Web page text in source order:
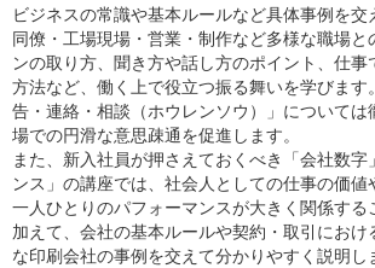
ビジネスの常識や基本ルールなど具体事例を交
同僚・工場現場・営業・制作など多様な職場と
ンの取り方、聞き方や話し方のポイント、仕
方法など、働く上で役立つ振る舞いを学びます
告・連絡・相談（ホウレンソウ）」について
場での円滑な意思疎通を促進します。
また、新入社員が押さえておくべき「会社数
ンス」の講座では、社会人としての仕事の価値
一人ひとりのパフォーマンスが大きく関係する
加えて、会社の基本ルールや契約・取引におけ
な印刷会社の事例を交えて分かりやすく説明し